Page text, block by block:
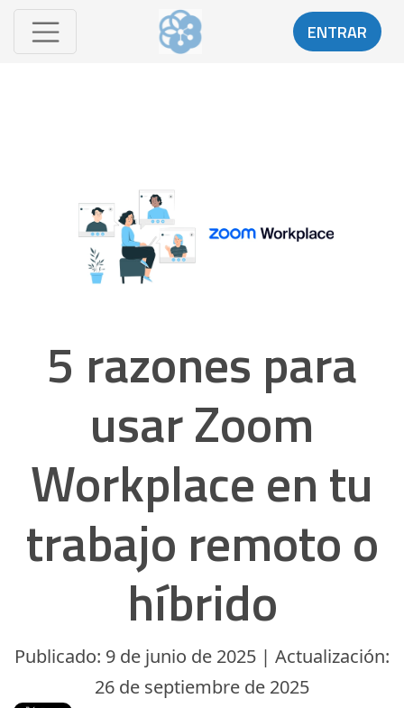
ENTRAR
5 razones para
usar Zoom
Workplace en tu
trabajo remoto o
híbrido
Publicado: 9 de junio de 2025 | Actualización:
26 de septiembre de 2025